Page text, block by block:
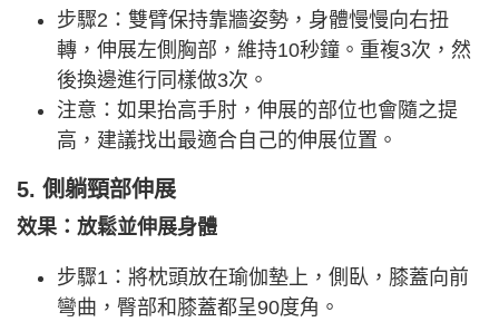
步驟2：雙臂保持靠牆姿勢，身體慢慢向右扭
轉，伸展左側胸部，維持10秒鐘。重複3次，然
後換邊進行同樣做3次。
注意：如果抬高手肘，伸展的部位也會隨之提
高，建議找出最適合自己的伸展位置。
5. 側躺頸部伸展
效果：放鬆並伸展身體
步驟1：將枕頭放在瑜伽墊上，側臥，膝蓋向前
彎曲，臀部和膝蓋都呈90度角。